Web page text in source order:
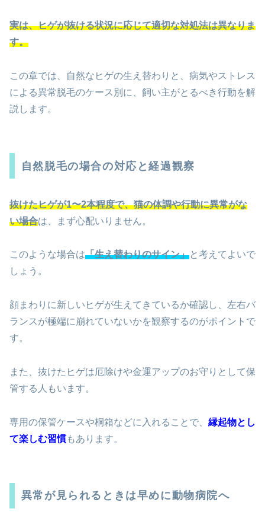
実は、ヒゲが抜ける状況に応じて適切な対処法は異なりま
す。
この章では、自然なヒゲの生え替わりと、病気やストレス
による異常脱毛のケース別に、飼い主がとるべき行動を解
説します。
自然脱毛の場合の対応と経過観察
抜けたヒゲが1〜2本程度で、猫の体調や行動に異常がな
い場合は、まず心配いりません。
このような場合は「生え替わりのサイン」と考えてよいで
しょう。
顔まわりに新しいヒゲが生えてきているか確認し、左右バ
ランスが極端に崩れていないかを観察するのがポイントで
す。
また、抜けたヒゲは厄除けや金運アップのお守りとして保
管する人もいます。
専用の保管ケースや桐箱などに入れることで、 縁起物とし
て楽しむ習慣もあります。
異常が見られるときは早めに動物病院へ